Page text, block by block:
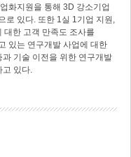
화지원을 통해 3D 강소기업
로 있다. 또한 1실 1기업 지원,
대한 고객 만족도 조사를
있는 연구개발 사업에 대한
기술 이전을 위한 연구개발
고 있다.